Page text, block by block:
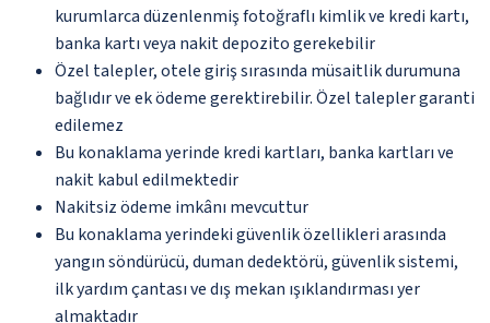
kurumlarca düzenlenmiş fotoğraflı kimlik ve kredi kartı,
banka kartı veya nakit depozito gerekebilir
Özel talepler, otele giriş sırasında müsaitlik durumuna
bağlıdır ve ek ödeme gerektirebilir. Özel talepler garanti
edilemez
Bu konaklama yerinde kredi kartları, banka kartları ve
nakit kabul edilmektedir
Nakitsiz ödeme imkânı mevcuttur
Bu konaklama yerindeki güvenlik özellikleri arasında
yangın söndürücü, duman dedektörü, güvenlik sistemi,
ilk yardım çantası ve dış mekan ışıklandırması yer
almaktadır